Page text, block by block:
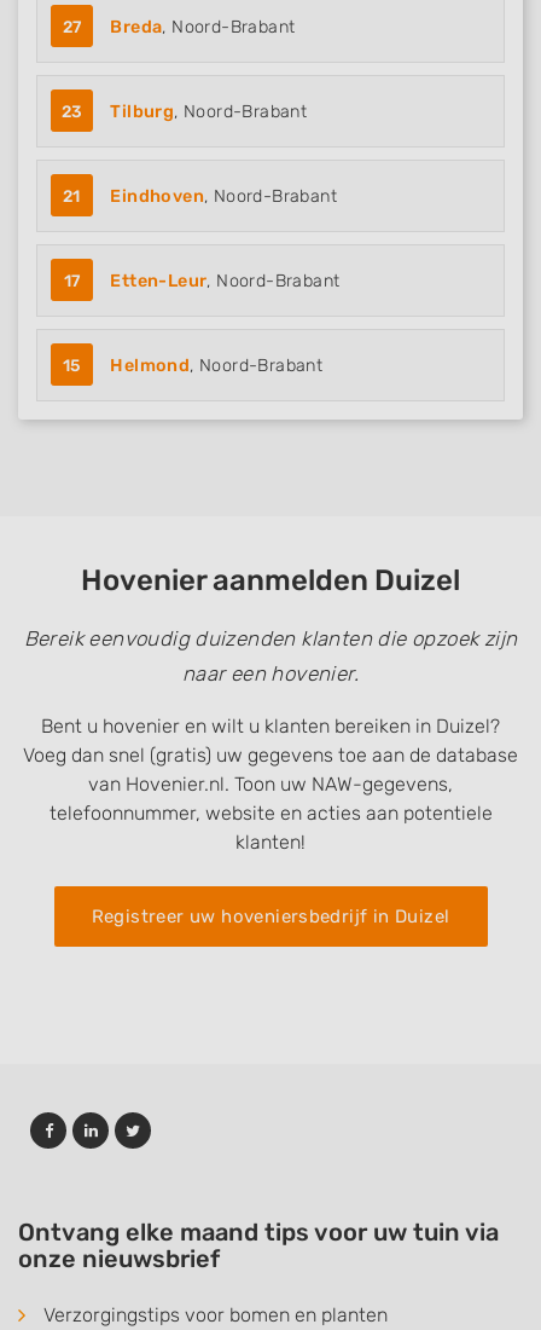
27 Breda, Noord-Brabant
23 Tilburg, Noord-Brabant
21 Eindhoven, Noord-Brabant
17 Etten-Leur, Noord-Brabant
15 Helmond, Noord-Brabant
Hovenier aanmelden Duizel
Bereik eenvoudig duizenden klanten die opzoek zijn
naar een hovenier.
Bent u hovenier en wilt u klanten bereiken in Duizel?
Voeg dan snel (gratis) uw gegevens toe aan de database
van Hovenier.nl. Toon uw NAW-gegevens,
telefoonnummer, website en acties aan potentiele
klanten!
Registreer uw hoveniersbedrijf in Duizel
Ontvang elke maand tips voor uw tuin via
onze nieuwsbrief
Verzorgingstips voor bomen en planten